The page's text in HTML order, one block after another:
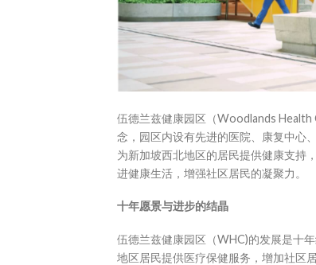
伍德兰兹健康园区（Woodlands Health
念，园区内设有先进的医院、康复中心
为新加坡西北地区的居民提供健康支持
进健康生活，增强社区居民的凝聚力。
十年愿景与进步的结晶
伍德兰兹健康园区（WHC)的发展是十
地区居民提供医疗保健服务，增加社区